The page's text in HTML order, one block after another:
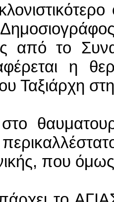
από το
η
Ταξιάρχη
που